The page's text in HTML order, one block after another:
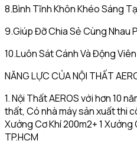
8.Bình Tĩnh Khôn Khéo Sáng
9.Giúp Đỡ Chia Sẻ Cùng Nhau
10.Luôn Sát Cánh Và Động Viên
NĂNG LỰC CỦA NỘI THẤT
1. Nội Thất AEROS với hơn 10
thất, Có nhà máy sản xuất thi
Xưởng Cơ Khí 200m2+ 1
TP.HCM